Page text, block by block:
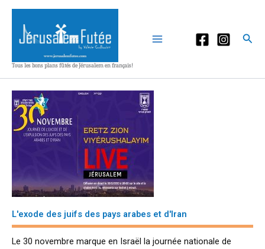
Aller
contenu
Tous les bons plans fûtés de Jérusalem en français!
L'exode des juifs des pays arabes et d'Iran
Le 30 novembre marque en Israël la journée nationale de